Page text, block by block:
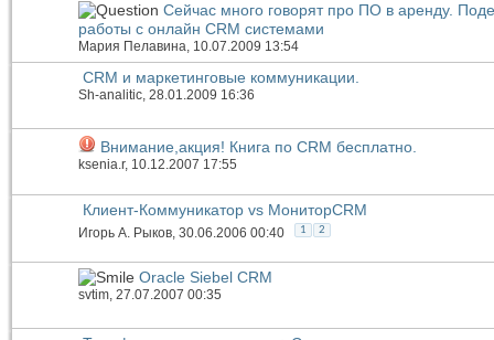
Сейчас много говорят про ПО в аренду.
работы с онлайн CRM системами
Мария Пелавина, 10.07.2009 13:54
CRM и маркетинговые коммуникации.
Sh-analitic , 28.01.2009 16:36
Внимание,акция! Книга по CRM бесплатно.
ksenia.r, 10.12.2007 17:55
Клиент-Коммуникатор vs МониторCRM
Игорь А. Рыков, 30.06.2006 00:40 1 2
Oracle Siebel CRM
svtim, 27.07.2007 00:35